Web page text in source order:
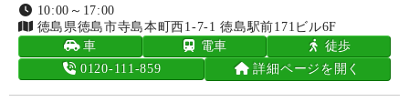
10:00～17:00
徳島県徳島市寺島本町西1-7-1 徳島駅前171ビル6F
車
電車
徒歩
0120-111-859
詳細ページを開く